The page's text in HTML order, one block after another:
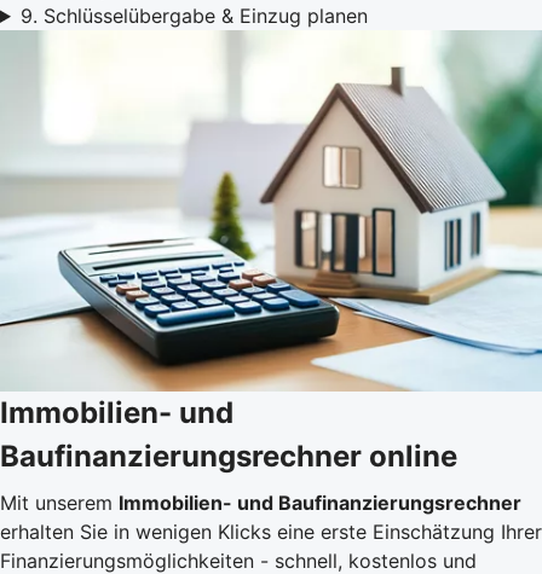
9. Schlüsselübergabe & Einzug planen
Immobilien- und
Baufinanzierungsrechner online
Mit unserem Immobilien- und Baufinanzierungsrechner
erhalten Sie in wenigen Klicks eine erste Einschätzung Ihrer
Finanzierungsmöglichkeiten - schnell, kostenlos und